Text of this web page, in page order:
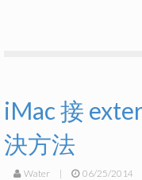
iMac 接
決方法
Water | 06/25/2014